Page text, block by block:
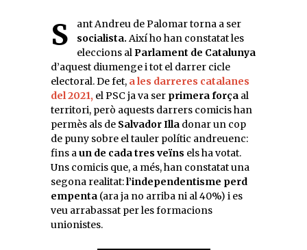
Sant Andreu de Palomar torna a ser
socialista. Així ho han constatat les
eleccions alParlament de Catalunya
d’aquest diumenge i tot el darrer cicle
electoral. De fet, a les darreres catalanes
del 2021, el PSC ja va ser primera força al
territori, però aquests darrers comicis han
permès als de Salvador Illa donar un cop
de puny sobre el tauler polític andreuenc:
fins aun de cada tres veïns els ha votat.
Uns comicis que, a més, han constatat una
segona realitat:l’independentisme perd
empenta (ara ja no arriba ni al 40%) i es
veu arrabassat per les formacions
unionistes.